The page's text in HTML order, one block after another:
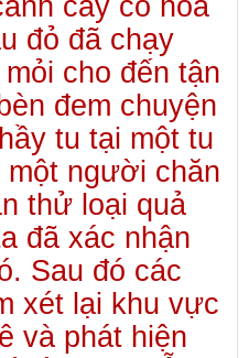
cây có hoa
đỏ đã chạy
cho đến tận
đem chuyện
tu tại một tu
một người chăn
thử loại quả
đã xác nhận
Sau đó các
xét lại khu vực
và phát hiện